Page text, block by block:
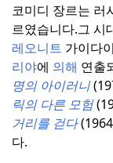
코미디 장르는 러
르였습니다.그 시
레오니트 가이다
리야에 의해 연출
명의 아이러니
릭의 다른 모험
거리를 걷다
다.